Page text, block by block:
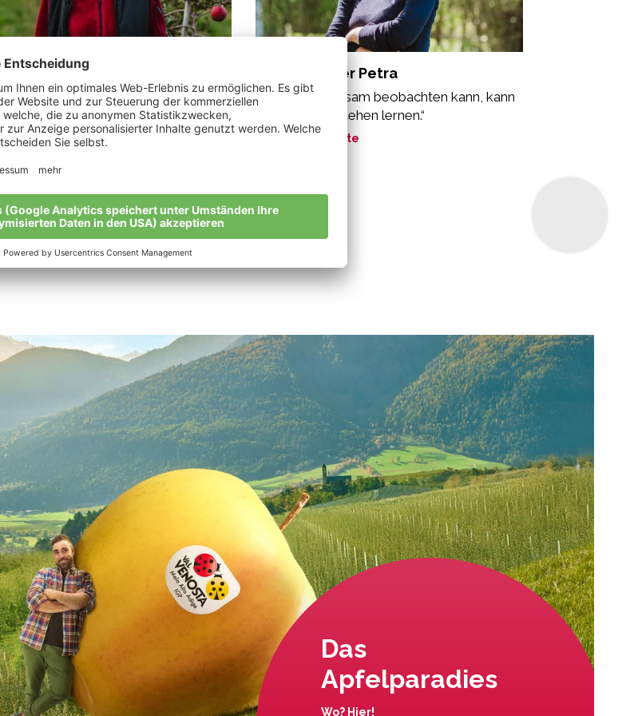
Veronika
nicht Konditor sein, um süß zu
Geschichte
Klammsteiner Petra
„Was man langsam beobachten kann, kann
man auch verstehen lernen.“
Meine Geschichte
Alle Bio-Bauern im Überblick
Das
Apfelparadies
Wo? Hier!